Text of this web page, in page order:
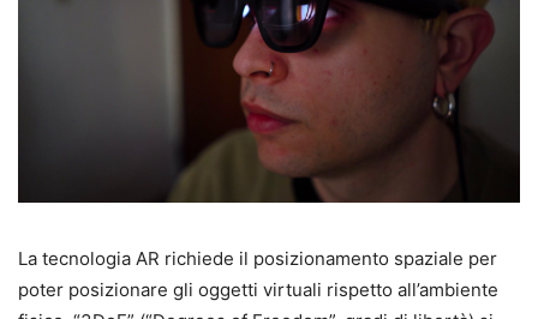
La tecnologia AR richiede il posizionamento spaziale per
poter posizionare gli oggetti virtuali rispetto all’ambiente